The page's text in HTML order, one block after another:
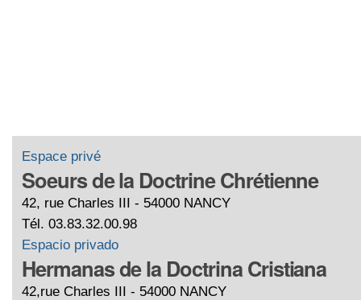
Espace privé
Soeurs de la Doctrine Chrétienne
42, rue Charles III - 54000 NANCY
Tél. 03.83.32.00.98
Espacio privado
Hermanas de la Doctrina Cristiana
42,rue Charles III - 54000 NANCY